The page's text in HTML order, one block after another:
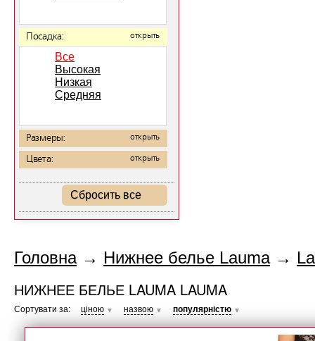
Посадка: открыть
Все
Высокая
Низкая
Средняя
Размеры: открыть
Цвета: открыть
Сбросить все
Головна→ Нижнее белье Lauma→
НИЖНЕЕ БЕЛЬЕ LAUMA LAUMA
Сортувати за: ціною ▼ назвою ▼ популярністю ▼